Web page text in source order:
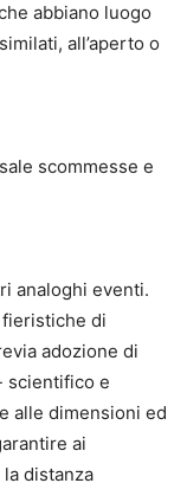
abbiano luogo
all’aperto o
scommesse e
analoghi eventi.
di
adozione di
scientifico e
alle dimensioni ed
ai
distanza